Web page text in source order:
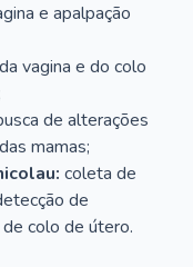
e apalpação
vagina e do colo
de alterações
mamas;
coleta de
de
colo de útero.